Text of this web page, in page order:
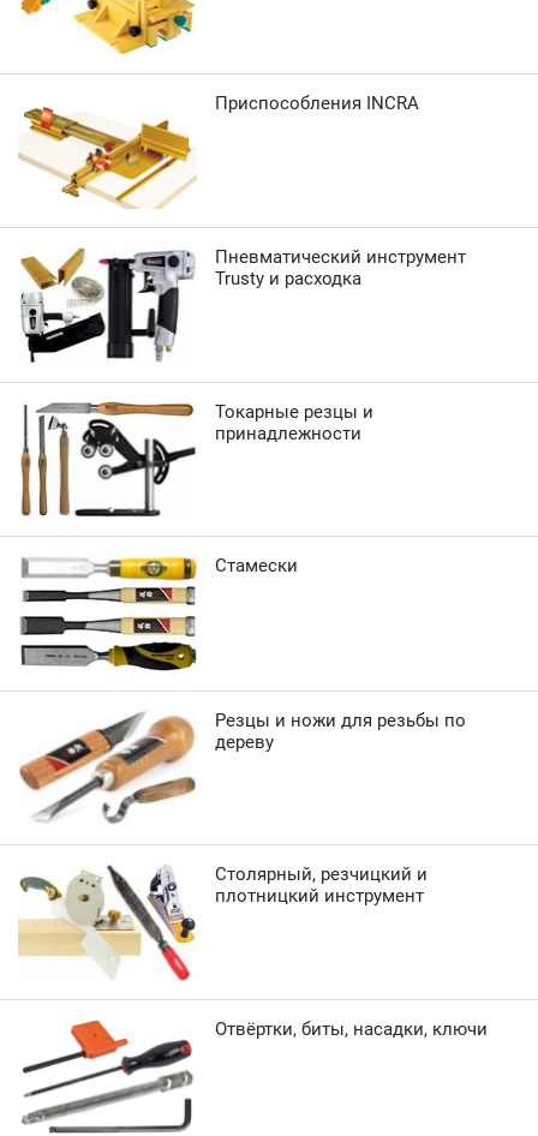
Приспособления INCRA
Пневматический инструмент
Trusty и расходка
Токарные резцы и
принадлежности
Стамески
Резцы и ножи для резьбы по
дереву
Столярный, резчицкий и
плотницкий инструмент
Отвёртки, биты, насадки, ключи